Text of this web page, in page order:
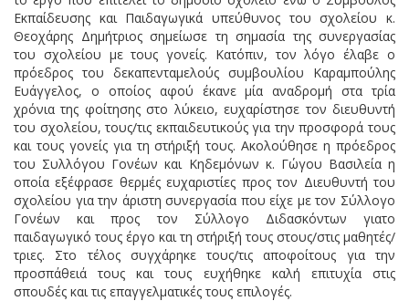
Εκπαίδευσης και Παιδαγωγικά υπεύθυνος του σχολείου κ.
Θεοχάρης Δημήτριος σημείωσε τη σημασία της συνεργασίας
του σχολείου με τους γονείς. Κατόπιν, τον λόγο έλαβε ο
πρόεδρος του δεκαπενταμελούς συμβουλίου Καραμπούλης
Ευάγγελος, ο οποίος αφού έκανε μία αναδρομή στα τρία
χρόνια της φοίτησης στο λύκειο, ευχαρίστησε τον διευθυντή
του σχολείου, τους/τις εκπαιδευτικούς για την προσφορά τους
και τους γονείς για τη στήριξή τους. Ακολούθησε η πρόεδρος
του Συλλόγου Γονέων και Κηδεμόνων κ. Γώγου Βασιλεία η
οποία εξέφρασε θερμές ευχαριστίες προς τον Διευθυντή του
σχολείου για την άριστη συνεργασία που είχε με τον Σύλλογο
Γονέων και προς τον Σύλλογο Διδασκόντων γιατο
παιδαγωγικό τους έργο και τη στήριξή τους στους/στις μαθητές/
τριες. Στο τέλος συγχάρηκε τους/τις αποφοίτους για την
προσπάθειά τους και τους ευχήθηκε καλή επιτυχία στις
σπουδές και τις επαγγελματικές τους επιλογές.